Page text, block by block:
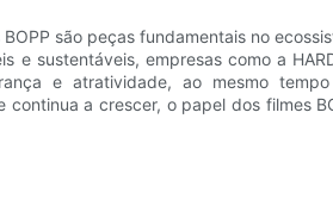
são peças fundamentais no
​​e sustentáveis, empresas como a
e atratividade, ao mesmo
a crescer, o papel dos filmes